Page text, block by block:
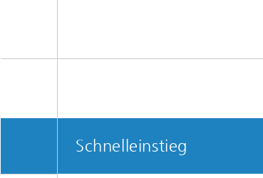
Schnelleinstieg